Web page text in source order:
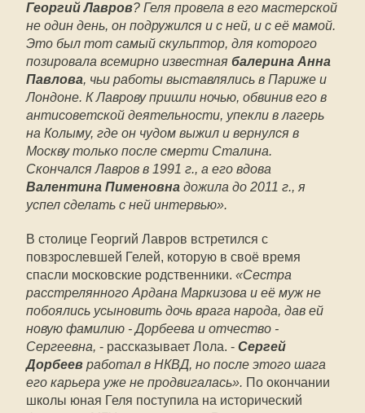
Георгий Лавров? Геля провела в его мастерской
не один день, он подружился и с ней, и с её мамой.
Это был тот самый скульптор, для которого
позировала всемирно известная балерина Анна
Павлова, чьи работы выставлялись в Париже и
Лондоне. К Лаврову пришли ночью, обвинив его в
антисоветской деятельности, упекли в лагерь
на Колыму, где он чудом выжил и вернулся в
Москву только после смерти Сталина.
Скончался Лавров в 1991 г., а его вдова
Валентина Пименовна дожила до 2011 г., я
успел сделать с ней интервью».
В столице Георгий Лавров встретился с
повзрослевшей Гелей, которую в своё время
спасли московские родственники. «Сестра
расстрелянного Ардана Маркизова и её муж не
побоялись усыновить дочь врага народа, дав ей
новую фамилию - Дорбеева и отчество -
Сергеевна, - рассказывает Лола. - Сергей
Дорбеев работал в НКВД, но после этого шага
его карьера уже не продвигалась». По окончании
школы юная Геля поступила на исторический